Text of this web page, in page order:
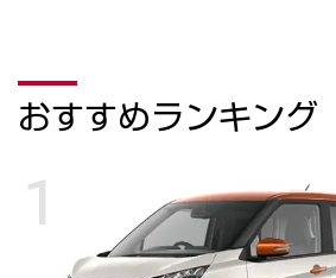
おすすめランキング
1